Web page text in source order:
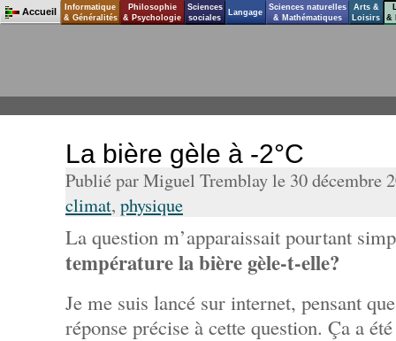
La bière gèle à -2°C
Publié par Miguel Tremblay le 30 décembre
climat, physique
La question m’apparaissait pourtant
température la bière gèle-t-elle?
Je me suis lancé sur internet, pensant
réponse précise à cette question. Ça a
Accueil
Informatique
& Généralités
Philosophie
& Psychologie
Sciences
sociales
Langage
Sciences naturelles
& Mathématiques
Arts &
Loisirs
&